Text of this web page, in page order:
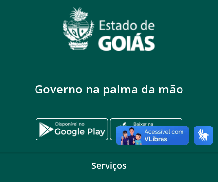
Governo na palma da mão
Serviços